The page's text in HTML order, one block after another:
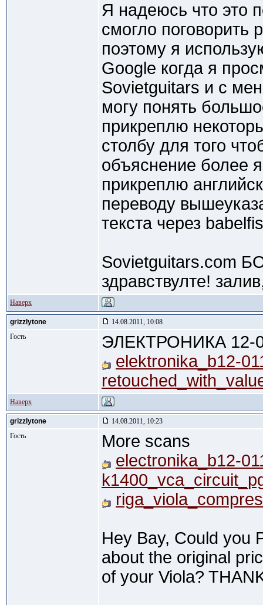
Я надеюсь что это
смогло поговорить
поэтому я
Google когда я
Sovietguitars и с
могу понять
прикреплю
столбу для того
объяснение более
прикреплю
переводу
текста через
Sovietguitars.com
здравствулте!
Наверх
grizzlytone
14.08.2011, 10:08
Гость
ЭЛЕКТРОНИКА 12-
elektronika_b12-
Наверх
grizzlytone
14.08.2011, 10:23
Гость
More scans
electronika_b12-
Hey Bay, Could you
about the original
of your Viola?